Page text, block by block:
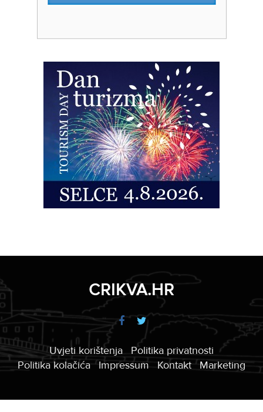
CRIKVA.HR
Uvjeti korištenja
Politika privatnosti
Politika kolačića
Impressum Kontakt Marketing